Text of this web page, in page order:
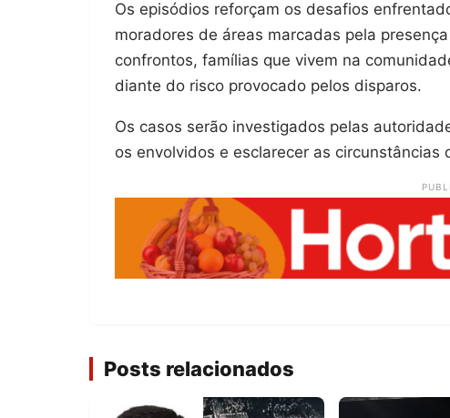
Os episódios reforçam os desafios
moradores de áreas marcadas pela
confrontos, famílias que vivem na
diante do risco provocado pelos disparos.
Os casos serão investigados pelas
os envolvidos e esclarecer as
Posts relacionados